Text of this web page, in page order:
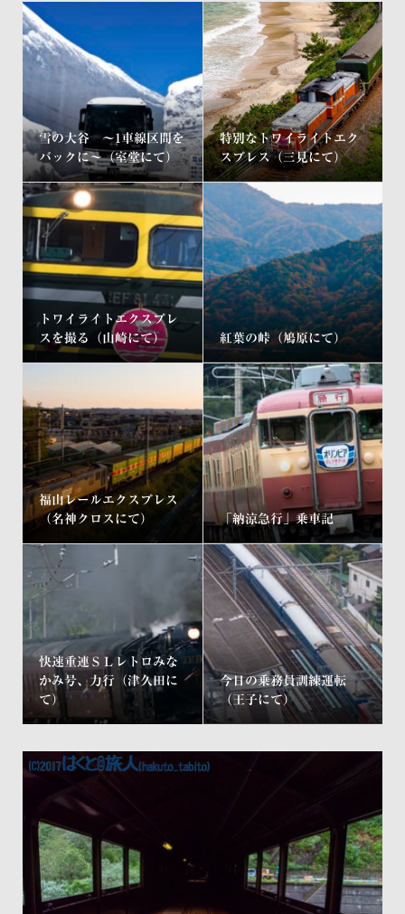
雪の大谷 ～1車線区間を
バックに～（室堂にて）
特別なトワイライトエク
スプレス（三見にて）
トワイライトエクスプレ
スを撮る（山崎にて）
紅葉の峠（鳩原にて）
福山レールエクスプレス
（名神クロスにて）
「納涼急行」乗車記
快速重連ＳＬレトロみな
かみ号、力行（津久田に
て）
今日の乗務員訓練運転
（王子にて）